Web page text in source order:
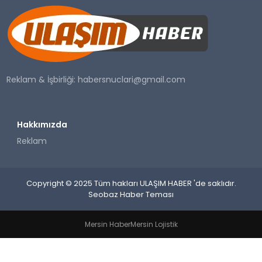
SAĞLIK
YAŞAM
Reklam & İşbirliği:habersnuclari@gmail.com
Hakkımızda
Reklam
Copyright © 2025 Tüm hakları ULAŞIM HABER 'de saklıdır.
Seobaz Haber Teması
Mersin HaberMersin Lojistik